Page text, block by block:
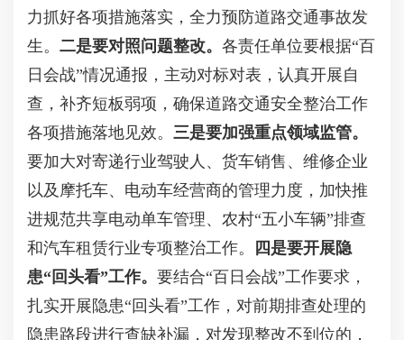
力抓好各项措施落实，全力预防道路交通事故发
生。 二是要对照问题整改。 各责任单位要根据“百
日会战”情况通报，主动对标对表，认真开展自
查，补齐短板弱项，确保道路交通安全整治工作
各项措施落地见效。 三是要加强重点领域监管。
要加大对寄递行业驾驶人、货车销售、维修企业
以及摩托车、电动车经营商的管理力度，加快推
进规范共享电动单车管理、农村“五小车辆”排查
和汽车租赁行业专项整治工作。
四是要开展隐
患“回头看”工作。 要结合“百日会战”工作要求，
扎实开展隐患“回头看”工作，对前期排查处理的
隐患路段进行查缺补漏，对发现整改不到位的，